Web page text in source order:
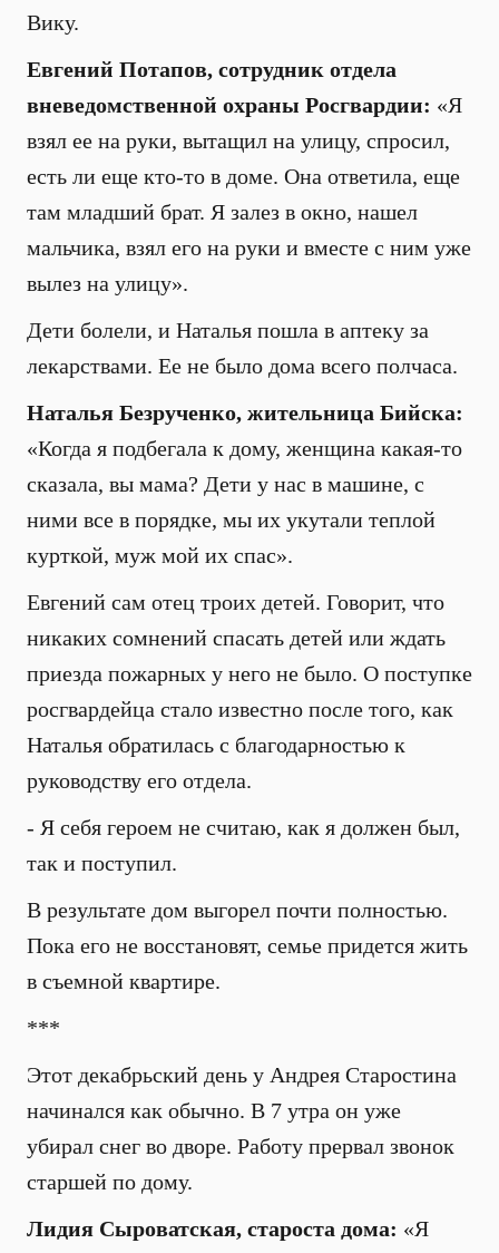
Вику.
Евгений Потапов, сотрудник отдела
вневедомственной охраны Росгвардии: «Я
взял ее на руки, вытащил на улицу, спросил,
есть ли еще кто-то в доме. Она ответила, еще
там младший брат. Я залез в окно, нашел
мальчика, взял его на руки и вместе с ним уже
вылез на улицу».
Дети болели, и Наталья пошла в аптеку за
лекарствами. Ее не было дома всего полчаса.
Наталья Безрученко, жительница Бийска:
«Когда я подбегала к дому, женщина какая-то
сказала, вы мама? Дети у нас в машине, с
ними все в порядке, мы их укутали теплой
курткой, муж мой их спас».
Евгений сам отец троих детей. Говорит, что
никаких сомнений спасать детей или ждать
приезда пожарных у него не было. О поступке
росгвардейца стало известно после того, как
Наталья обратилась с благодарностью к
руководству его отдела.
- Я себя героем не считаю, как я должен был,
так и поступил.
В результате дом выгорел почти полностью.
Пока его не восстановят, семье придется жить
в съемной квартире.
***
Этот декабрьский день у Андрея Старостина
начинался как обычно. В 7 утра он уже
убирал снег во дворе. Работу прервал звонок
старшей по дому.
Лидия Сыроватская, староста дома: «Я